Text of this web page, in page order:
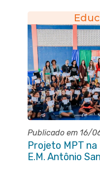
Publicado em 16/
Projeto MPT
E.M. Antônio